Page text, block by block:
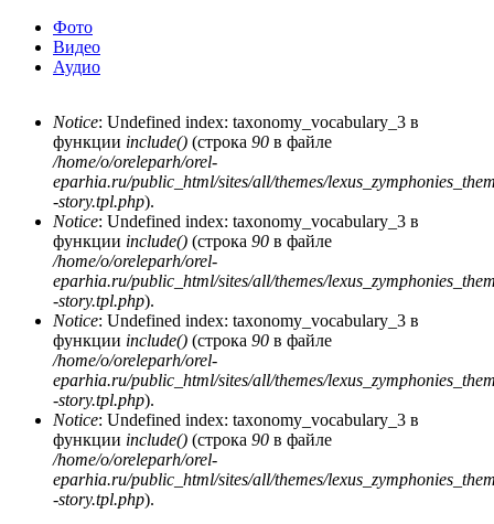
Фото
Видео
Аудио
Сообщение об ошибке
Notice: Undefined index: taxonomy_vocabulary_3 в
функции include() (строка 90 в файле
/home/o/oreleparh/orel-
eparhia.ru/public_html/sites/all/themes/
-story.tpl.php).
Notice: Undefined index: taxonomy_vocabulary_3 в
функции include() (строка 90 в файле
/home/o/oreleparh/orel-
eparhia.ru/public_html/sites/all/themes/
-story.tpl.php).
Notice: Undefined index: taxonomy_vocabulary_3 в
функции include() (строка 90 в файле
/home/o/oreleparh/orel-
eparhia.ru/public_html/sites/all/themes/
-story.tpl.php).
Notice: Undefined index: taxonomy_vocabulary_3 в
функции include() (строка 90 в файле
/home/o/oreleparh/orel-
eparhia.ru/public_html/sites/all/themes/
-story.tpl.php).